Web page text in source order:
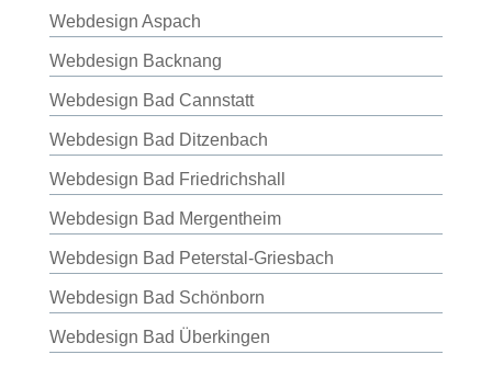
Webdesign Aspach
Webdesign Backnang
Webdesign Bad Cannstatt
Webdesign Bad Ditzenbach
Webdesign Bad Friedrichshall
Webdesign Bad Mergentheim
Webdesign Bad Peterstal-Griesbach
Webdesign Bad Schönborn
Webdesign Bad Überkingen